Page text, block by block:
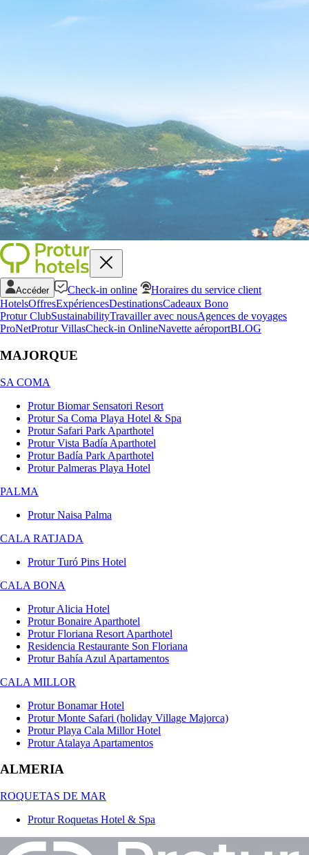
Accéder Check-in online
Horaires du service client
HotelsOffresExpériencesDestinationsCadeaux Bono
Protur ClubSustainabilityTravailler avec nousAgences de voyages
ProNetProtur VillasCheck-in OnlineNavette aéroportBLOG
MAJORQUE
SA COMA
Protur Biomar Sensatori Resort
Protur Sa Coma Playa Hotel & Spa
Protur Safari Park Aparthotel
Protur Vista Badía Aparthotel
Protur Badía Park Aparthotel
Protur Palmeras Playa Hotel
PALMA
Protur Naisa Palma
CALA RATJADA
Protur Turó Pins Hotel
CALA BONA
Protur Alicia Hotel
Protur Bonaire Aparthotel
Protur Floriana Resort Aparthotel
Residencia Restaurante Son Floriana
Protur Bahía Azul Apartamentos
CALA MILLOR
Protur Bonamar Hotel
Protur Monte Safari (holiday Village Majorca)
Protur Playa Cala Millor Hotel
Protur Atalaya Apartamentos
ALMERIA
ROQUETAS DE MAR
Protur Roquetas Hotel & Spa